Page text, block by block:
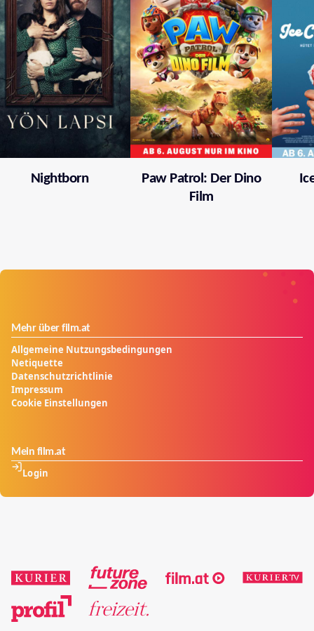
Nightborn
Paw Patrol: Der Dino
Film
Mehr über film.at
Allgemeine Nutzungsbedingungen
Netiquette
Datenschutzrichtlinie
Impressum
Cookie Einstellungen
Mein film.at
Login